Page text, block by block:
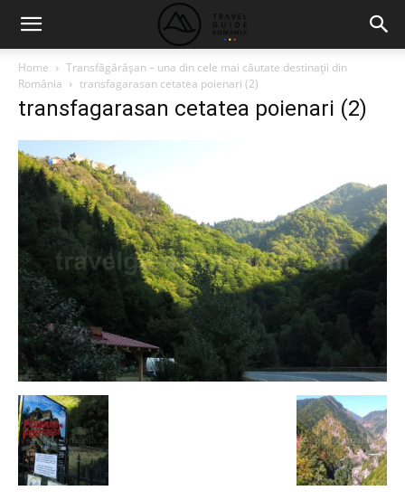
Home
Transfăgărăşan – una din cele mai căutate destinaţii din
România
transfagarasan cetatea poienari (2)
transfagarasan cetatea poienari (2)